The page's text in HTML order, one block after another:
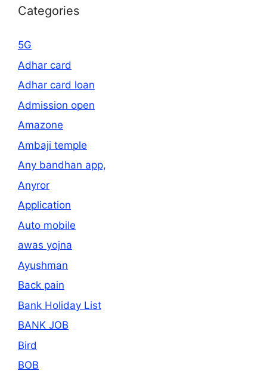
Categories
5G
Adhar card
Adhar card loan
Admission open
Amazone
Ambaji temple
Any bandhan app,
Anyror
Application
Auto mobile
awas yojna
Ayushman
Back pain
Bank Holiday List
BANK JOB
Bird
BOB